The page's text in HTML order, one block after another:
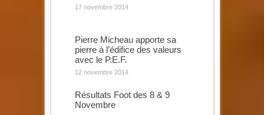
17 novembre 2014
Pierre Micheau apporte sa
pierre à l’édifice des valeurs
avec le P.E.F.
12 novembre 2014
Résultats Foot des 8 & 9
Novembre